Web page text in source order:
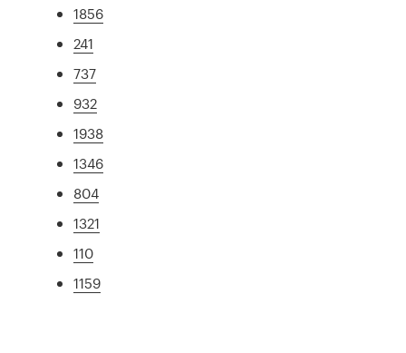
1856
241
737
932
1938
1346
804
1321
110
1159